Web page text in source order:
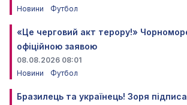
Новини
Футбол
«Це черговий акт терору!»
офіційною заявою
08.08.2026 08:01
Новини
Футбол
Бразилець та українець! Зоря